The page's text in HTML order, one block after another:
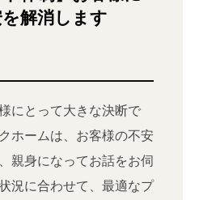
解消します
にとって大きな決断で
ホームは、お客様の不安
親身になってお話をお伺
況に合わせて、最適なプ